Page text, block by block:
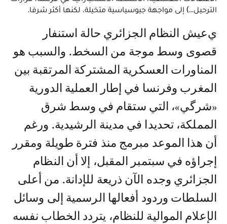
الترحيل...) إلى مواجهة جيوسياسية متخيلة، لكنها أكثر شرفا.
يعيش النظام الجزائري حالة استنفار
قصوى وسط موجة من السخط. والسبب هو
المناورات العسكرية المشتركة المرتقبة بين
المغرب وفرنسا في إطار العملية الدورية
«شرگي»، التي ستقام في وسط شرق
المملكة، تحديدا في مدينة الرشيدية. ورغم
أن هذا الموعد مبرمج منذ فترة طويلة ومقرر
إجراؤه في سبتمبر المقبل، إلا أن النظام
الجزائري وجده الآن ذريعة للإدانة. من أعلى
السلطات وردود أفعالها الرسمية إلى وسائل
الإعلام الموالية للنظام، يتردد الخطاب نفسه